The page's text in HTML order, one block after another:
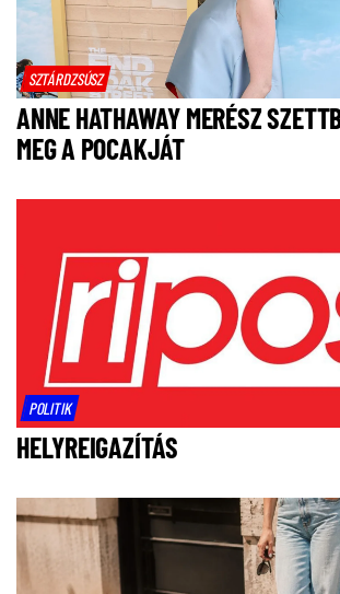
SZTÁRDZSÚSZ
ANNE HATHAWAY MERÉSZ
MEG A POCAKJÁT
POLITIK
HELYREIGAZÍTÁS